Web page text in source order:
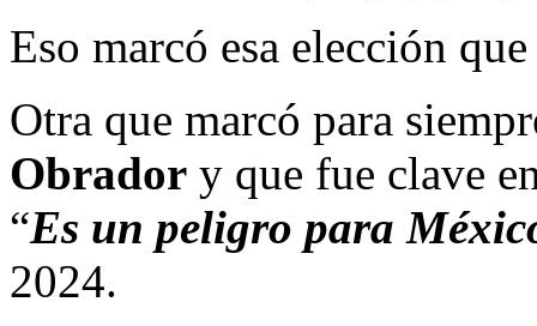
Eso marcó esa elección
Otra que marcó para
Obrador y que fue clave
“Es un peligro para
2024.